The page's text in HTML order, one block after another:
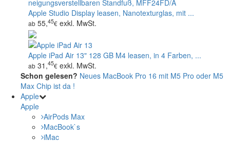
Apple Studio Display leasen, Nanotexturglas, mit ...
ab 55,45€ exkl. MwSt.
Apple iPad Air 13" 128 GB M4 leasen, in 4 Farben, ...
ab 31,45€ exkl. MwSt.
Schon gelesen? Neues MacBook Pro 16 mit M5 Pro oder M5
Max Chip ist da !
Apple
Apple
AirPods Max
MacBook`s
iMac